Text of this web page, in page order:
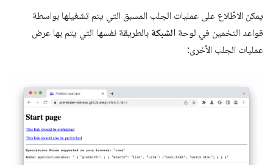
يمكن الاطّلاع على عمليات الجلب المسبق التي يتم تشغيلها بواسطة
قواعد التخمين في لوحة الشبكة بالطريقة نفسها التي يتم بها عرض
عمليات الجلب الأخرى: